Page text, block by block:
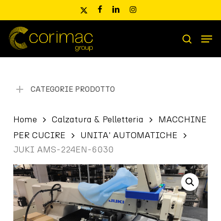
main
content
x-
facebooklinkedininstagram
Ricerca
prodotti
search
CATEGORIE PRODOTTO
Home Calzatura & Pelletteria
MACCHINE
PER CUCIRE
UNITA' AUTOMATICHE
JUKI AMS-224EN-6030